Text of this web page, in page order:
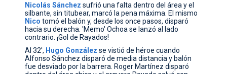
Nicolás Sánchez sufrió una falta dentro del área y el
silbante, sin titubear, marcó la pena máxima. El mismo
Nico tomó el balón y, desde los once pasos, disparó
hacia su derecha. 'Memo' Ochoa se lanzó al lado
contrario. ¡Gol de Rayados!
Al 32', Hugo González se vistió de héroe cuando
Alfonso Sánchez disparó de media distancia y balón
fue desviado por la barrera. Roger Martínez disparó